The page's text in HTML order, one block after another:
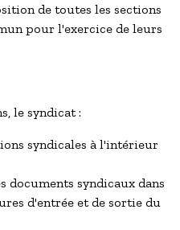
de toutes les sections
pour l'exercice de leurs
le syndicat :
syndicales à l'intérieur
documents syndicaux dans
d'entrée et de sortie du